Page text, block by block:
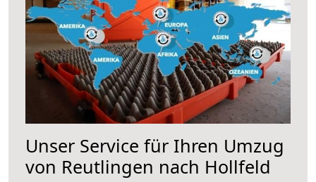
Unser Service für Ihren Umzug
von Reutlingen nach Hollfeld